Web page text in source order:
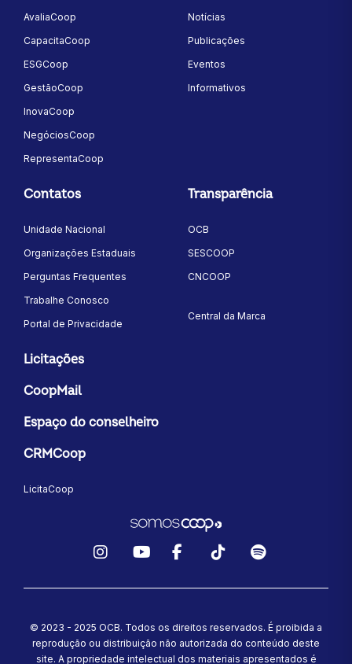
AvaliaCoop
CapacitaCoop
ESGCoop
GestãoCoop
InovaCoop
NegóciosCoop
RepresentaCoop
Notícias
Publicações
Eventos
Informativos
Contatos
Unidade Nacional
Organizações Estaduais
Perguntas Frequentes
Trabalhe Conosco
Portal de Privacidade
Transparência
OCB
SESCOOP
CNCOOP
Central da Marca
Licitações
CoopMail
Espaço do conselheiro
CRMCoop
LicitaCoop
© 2023 - 2025 OCB. Todos os direitos reservados. É proibida a
reprodução ou distribuição não autorizada do conteúdo deste
site. A propriedade intelectual dos materiais apresentados é